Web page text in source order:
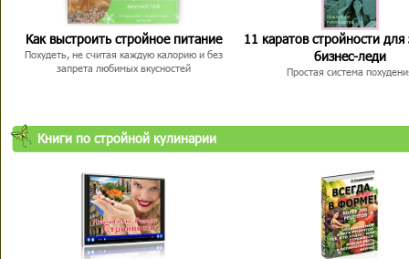
Как выстроить стройное питание
Похудеть, не считая каждую калорию и без
запрета любимых вкусностей
11 каратов стройности для
бизнес-леди
Простая система
Книги по стройной кулинарии